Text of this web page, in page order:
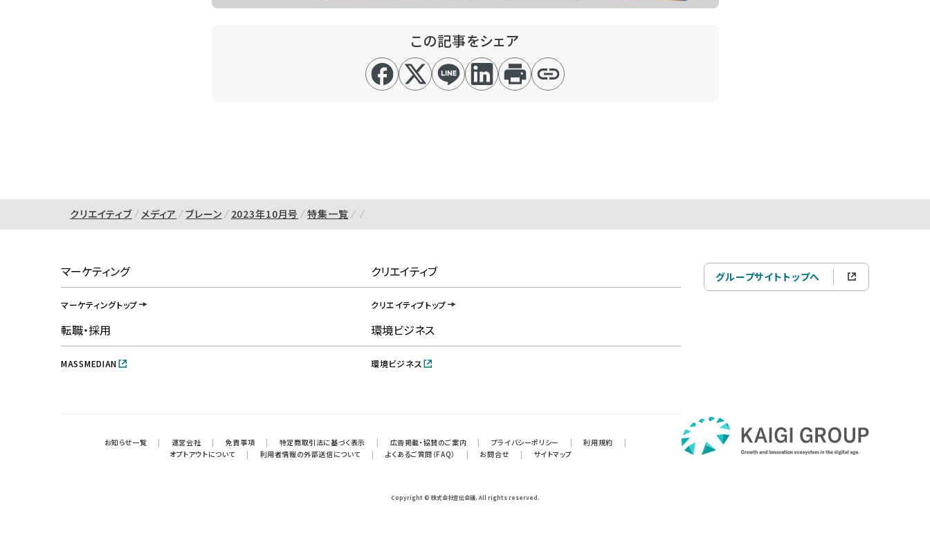
この記事をシェア
クリエイティブ メディア ブレーン 2023年10月号 特集一覧
マーケティング
マーケティングトップ
クリエイティブ
クリエイティブトップ
転職・採用
MASSMEDIAN
環境ビジネス
環境ビジネス
お知らせ一覧 | 運営会社 | 免責事項 | 特定商取引法に基づく表示 | 広告掲載・協賛のご案内 | プライバシーポリシー | 利用規約
|
オプトアウトについて
| 利用者情報の外部送信について | よくあるご質問（FAQ） | お問合せ | サイトマップ
グループサイトトップへ
Copyright © 株式会社宣伝会議. All rights reserved.